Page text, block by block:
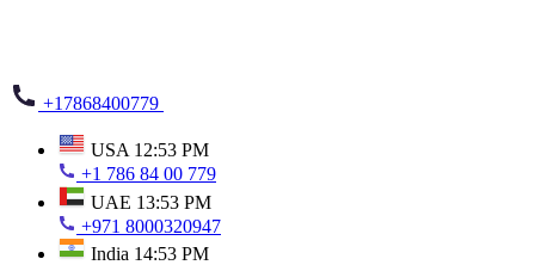
+17868400779
USA 12:53 PM
+1 786 84 00 779
UAE 13:53 PM
+971 8000320947
India 14:53 PM